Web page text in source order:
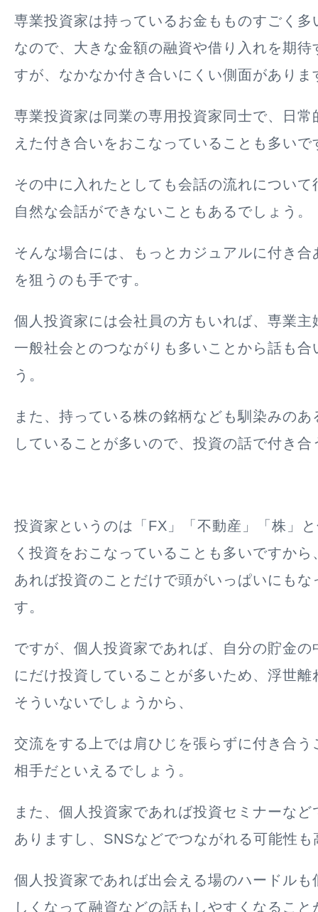
専業投資家は持っているお金もものすごく多
なので、大きな金額の融資や借り入れを期待
すが、なかなか付き合いにくい側面がありま
専業投資家は同業の専用投資家同士で、日常
えた付き合いをおこなっていることも多いで
その中に入れたとしても会話の流れについて
自然な会話ができないこともあるでしょう。
そんな場合には、もっとカジュアルに付き合
を狙うのも手です。
個人投資家には会社員の方もいれば、専業主
一般社会とのつながりも多いことから話も合
う。
また、持っている株の銘柄なども馴染みの
していることが多いので、投資の話で付き
投資家というのは「FX」「不動産」「株」
く投資をおこなっていることも多いですか
あれば投資のことだけで頭がいっぱいにもな
す。
ですが、個人投資家であれば、自分の貯金の
にだけ投資していることが多いため、浮世
そういないでしょうから、
交流をする上では肩ひじを張らずに付き合う
相手だといえるでしょう。
また、個人投資家であれば投資セミナーな
ありますし、SNSなどでつながれる可能性
個人投資家であれば出会える場のハードルも
しくなって融資などの話もしやすくなるこ